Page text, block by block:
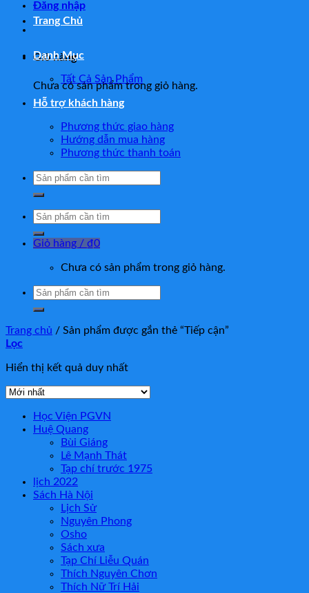
Đăng nhập
Giỏ hàng
Chưa có sản phẩm trong giỏ hàng.
Trang Chủ
Danh Mục
Tất Cả Sản Phẩm
Hỗ trợ khách hàng
Phương thức giao hàng
Hướng dẫn mua hàng
Phương thức thanh toán
Tìm
Tìm
Giỏ hàng / ₫0
Chưa có sản phẩm trong giỏ hàng.
Tìm
Trang chủ / Sản phẩm được gắn thẻ “Tiếp cận”
Lọc
Hiển thị kết quả duy nhất
Học Viện PGVN
Huệ Quang
Bùi Giáng
Lê Mạnh Thát
Tạp chí trước 1975
lịch 2022
Sách Hà Nội
Lịch Sử
Nguyên Phong
Osho
Sách xưa
Tạp Chí Liễu Quán
Thích Nguyên Chơn
Thích Nữ Trí Hải